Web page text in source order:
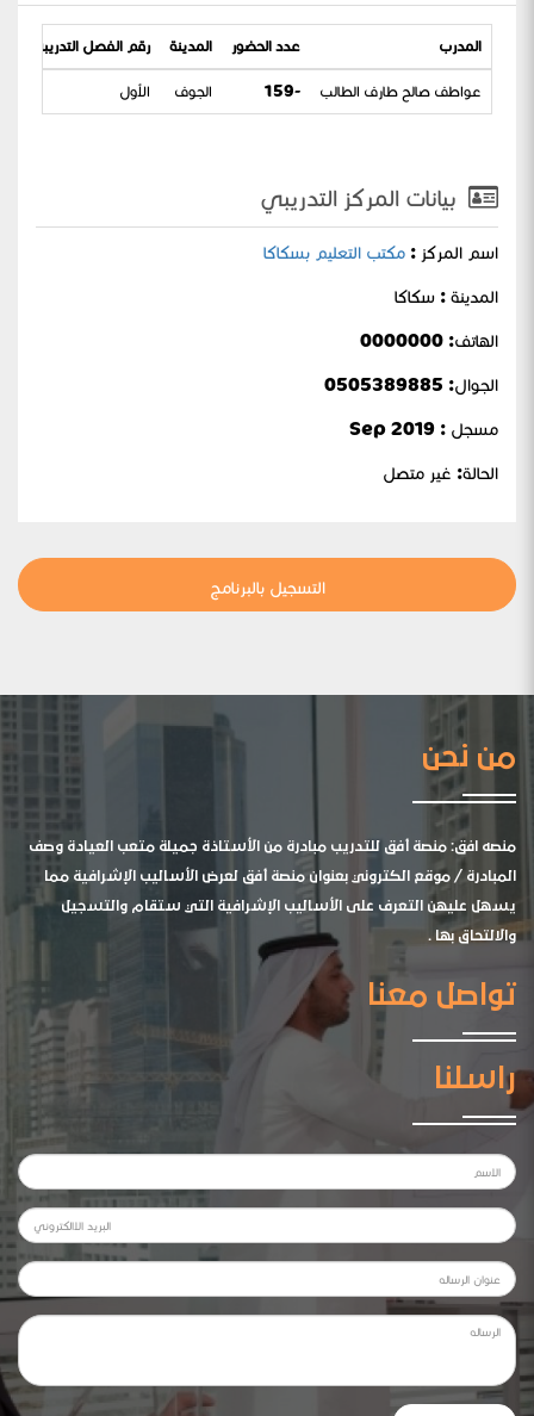
المدرب عدد الحضور المدينة رقم الفصل التدريبي
عواطف صالح طارف الطالب -159 الجوف الأول
بيانات المركز التدريبي
اسم المركز : مكتب التعليم بسكاكا
المدينة : سكاكا
الهاتف: 0000000
الجوال:
مسجل : Sep 2019
الحالة: غير متصل
التسجيل بالبرنامج
من نحن
منصه افق: منصة أفق للتدريب مبادرة من الأستاذة جميلة متعب العيادة وصف
المبادرة / موقع الكتروني بعنوان منصة أفق لعرض الأساليب الإشرافية مما
يسهل عليهن التعرف على الأساليب الإشرافية التي ستقام والتسجيل
والالتحاق بها .
تواصل معنا
راسلنا